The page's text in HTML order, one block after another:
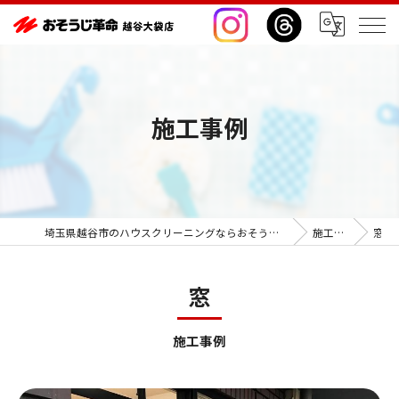
施工事例
埼玉県越谷市のハウスクリーニングならおそうじ革命越谷大袋店 施工事例 窓
施工事例
窓